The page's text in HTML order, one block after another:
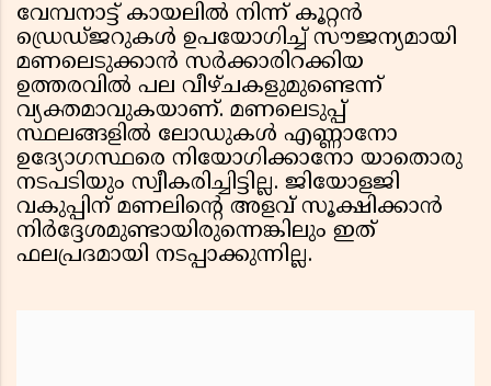
വേമ്പനാട്ട് കായലിൽ നിന്ന് കൂറ്റൻ
ഡ്രെഡ്ജറുകൾ ഉപയോഗിച്ച് സൗജന്യമായി
മണലെടുക്കാൻ സർക്കാരിറക്കിയ
ഉത്തരവിൽ പല വീഴ്ചകളുമുണ്ടെന്ന്
വ്യക്തമാവുകയാണ്. മണലെടുപ്പ്
സ്ഥലങ്ങളിൽ ലോഡുകൾ എണ്ണാനോ
ഉദ്യോഗസ്ഥരെ നിയോഗിക്കാനോ യാതൊരു
നടപടിയും സ്വീകരിച്ചിട്ടില്ല. ജിയോളജി
വകുപ്പിന് മണലിന്റെ അളവ് സൂക്ഷിക്കാൻ
നിർദ്ദേശമുണ്ടായിരുന്നെങ്കിലും ഇത്
ഫലപ്രദമായി നടപ്പാക്കുന്നില്ല.